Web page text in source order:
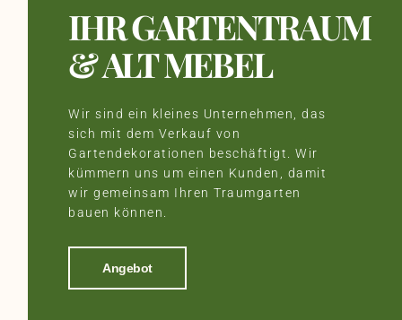
IHR GARTENTRAUM
& ALT MEBEL​
Wir sind ein kleines Unternehmen, das
sich mit dem Verkauf von
Gartendekorationen beschäftigt. Wir
kümmern uns um einen Kunden, damit
wir gemeinsam Ihren Traumgarten
bauen können.
Angebot